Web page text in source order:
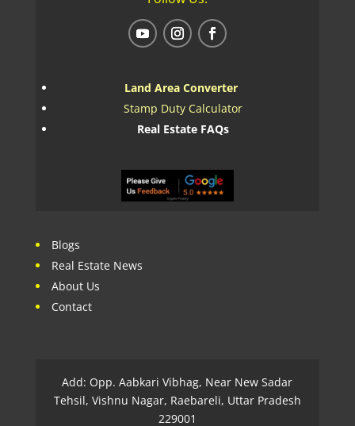
Land Area Converter
Stamp Duty Calculator
Real Estate FAQs
Blogs
Real Estate News
About Us
Contact
Add: Opp. Aabkari Vibhag, Near New Sadar
Tehsil, Vishnu Nagar, Raebareli, Uttar Pradesh
229001